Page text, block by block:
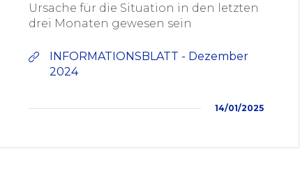
Ursache für die Situation in den letzten
drei Monaten gewesen sein
INFORMATIONSBLATT - Dezember
2024
14/01/2025